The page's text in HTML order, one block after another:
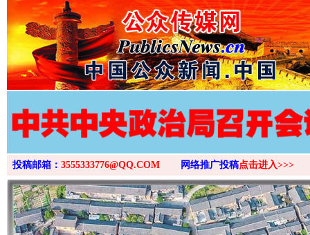
投稿邮箱： 3555333776@QQ.COM 网络推广投稿点击进入>>>